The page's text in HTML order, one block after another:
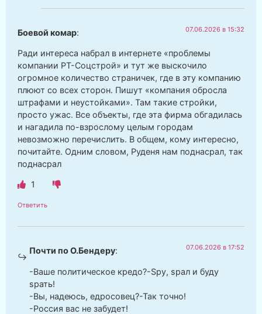
Боевой комар: 07.06.2026 в 15:32
Ради интереса набрал в интернете «проблемы
компании РТ-Соцстрой» и тут же выскочило
огромное количество страничек, где в эту компанию
плюют со всех сторон. Пишут «компания обросла
штрафами и неустойками». Там такие стройки,
просто ужас. Все объекты, где эта фирма обгадилась
и нагадила по-взрослому целым городам
невозможно перечислить. В общем, кому интересно,
почитайте. Одним словом, Руденя нам поднасрал, так
поднасрал
1
Ответить
Почти по О.Бендеру: 07.06.2026 в 17:52
-Ваше политическое кредо?-Sру, sрал и буду
sрать!
-Вы, надеюсь, едросовец?-Так точно!
-Россия вас не забудет!